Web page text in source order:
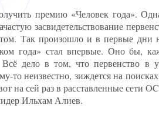
премию «Человек года».
засвидетельствование
Так произошло и в первые дни
года» стал впервые. Оно бы,
дело в том, что первенство в
то неизвестно, зиждется на
на сей раз в расставленные сети
Ильхам Алиев.